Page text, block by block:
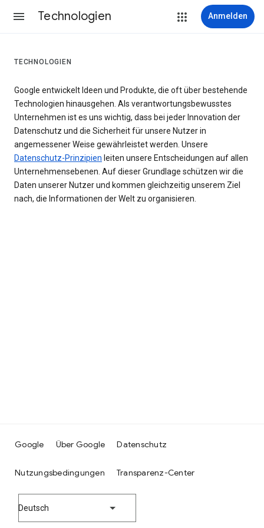
Technologien Anmelden
TECHNOLOGIEN
Google entwickelt Ideen und Produkte, die oft über bestehende
Technologien hinausgehen. Als verantwortungsbewusstes
Unternehmen ist es uns wichtig, dass bei jeder Innovation der
Datenschutz und die Sicherheit für unsere Nutzer in
angemessener Weise gewährleistet werden. Unsere
Datenschutz-Prinzipien leiten unsere Entscheidungen auf allen
Unternehmensebenen. Auf dieser Grundlage schützen wir die
Daten unserer Nutzer und kommen gleichzeitig unserem Ziel
nach, die Informationen der Welt zu organisieren.
Google Über Google Datenschutz
Nutzungsbedingungen Transparenz-Center
Deutsch